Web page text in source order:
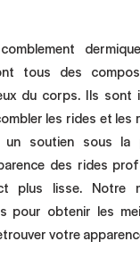
tous des
du corps. Ils sont
les rides et les
soutien sous la
des rides
plus lisse. Notre
pour obtenir les
votre